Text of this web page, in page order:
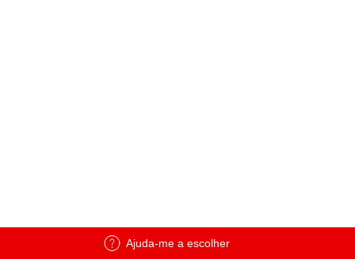
Ajuda-me a escolher